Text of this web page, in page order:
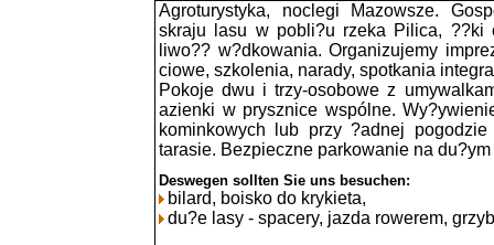
Agroturystyka, noclegi Mazowsze.
skraju lasu w pobli?u rzeka Pilica, ??ki
liwo?? w?dkowania. Organizujemy
ciowe, szkolenia, narady, spotkania
Pokoje dwu i trzy-osobowe z
azienki w prysznice wspólne.
kominkowych lub przy ?adnej
tarasie. Bezpieczne parkowanie na
Deswegen sollten Sie uns besuchen:
bilard, boisko do krykieta,
du?e lasy - spacery, jazda rowerem,